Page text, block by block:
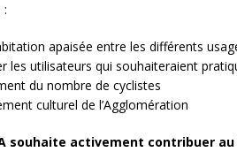
:
apaisée entre les différents
les utilisateurs qui souhaiteraient
du nombre de cyclistes
culturel de l’Agglomération
souhaite activement contribuer